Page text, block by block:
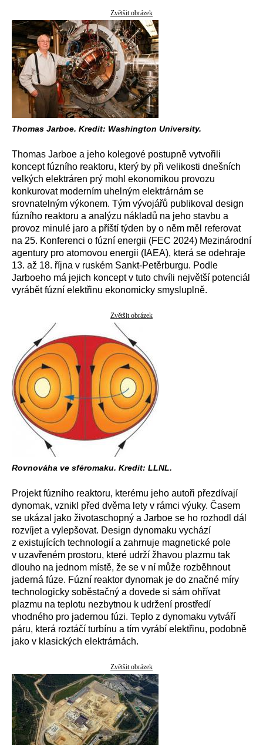
Zvětšit obrázek
Thomas Jarboe. Kredit: Washington University.
Thomas Jarboe a jeho kolegové postupně vytvořili
koncept fúzního reaktoru, který by při velikosti dnešních
velkých elektráren prý mohl ekonomikou provozu
konkurovat moderním uhelným elektrárnám se
srovnatelným výkonem. Tým vývojářů publikoval design
fúzního reaktoru a analýzu nákladů na jeho stavbu a
provoz minulé jaro a příští týden by o něm měl referovat
na 25. Konferenci o fúzní energii (FEC 2024) Mezinárodní
agentury pro atomovou energii (IAEA), která se odehraje
13. až 18. října v ruském Sankt-Petěrburgu. Podle
Jarboeho má jejich koncept v tuto chvíli největší potenciál
vyrábět fúzní elektřinu ekonomicky smysluplně.
Zvětšit obrázek
Rovnováha ve sféromaku. Kredit: LLNL.
Projekt fúzního reaktoru, kterému jeho autoři přezdívají
dynomak, vznikl před dvěma lety v rámci výuky. Časem
se ukázal jako životaschopný a Jarboe se ho rozhodl dál
rozvíjet a vylepšovat. Design dynomaku vychází
z existujících technologií a zahrnuje magnetické pole
v uzavřeném prostoru, které udrží žhavou plazmu tak
dlouho na jednom místě, že se v ní může rozběhnout
jaderná fúze. Fúzní reaktor dynomak je do značné míry
technologicky soběstačný a dovede si sám ohřívat
plazmu na teplotu nezbytnou k udržení prostředí
vhodného pro jadernou fúzi. Teplo z dynomaku vytváří
páru, která roztáčí turbínu a tím vyrábí elektřinu, podobně
jako v klasických elektrárnách.
Zvětšit obrázek